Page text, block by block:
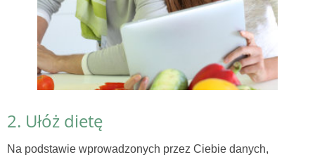
2. Ułóż dietę
Na podstawie wprowadzonych przez Ciebie danych,